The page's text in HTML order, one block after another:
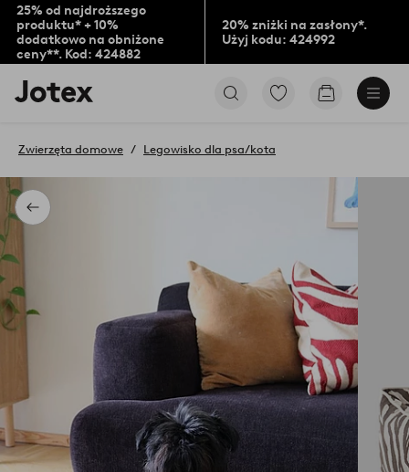
25% od najdroższego
produktu* + 10%
dodatkowo na obniżone
ceny**. Kod: 424882
20% zniżki na zasłony*.
Użyj kodu: 424992
Logo
Jotex
na
stronę
PrzejdźPrzejdź
Powrót
Zwierzęta domowe Legowisko dla psa/kota